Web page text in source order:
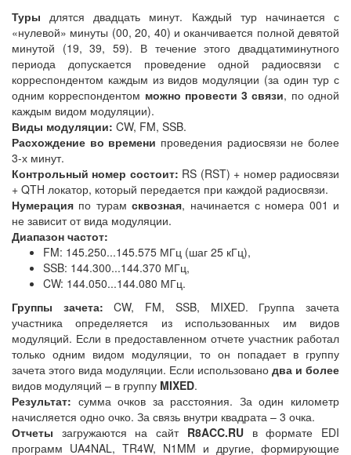
Туры длятся двадцать минут. Каждый тур начинается с
«нулевой» минуты (00, 20, 40) и оканчивается полной девятой
минутой (19, 39, 59). В течение этого двадцатиминутного
периода допускается проведение одной радиосвязи с
корреспондентом каждым из видов модуляции (за один тур с
одним корреспондентом можно провести 3 связи, по одной
каждым видом модуляции).
Виды модуляции: CW, FM, SSB.
Расхождение во времени проведения радиосвязи не более
3-х минут.
Контрольный номер состоит: RS (RST) + номер радиосвязи
+ QTH локатор, который передается при каждой радиосвязи.
Нумерация по турамсквозная, начинается с номера 001 и
не зависит от вида модуляции.
Диапазон частот:
FM: 145.250...145.575 МГц (шаг 25 кГц),
SSB: 144.300...144.370 МГц,
CW: 144.050...144.080 МГц.
Группы зачета: CW, FM, SSB, MIXED. Группа зачета
участника определяется из использованных им видов
модуляций. Если в предоставленном отчете участник работал
только одним видом модуляции, то он попадает в группу
зачета этого вида модуляции. Если использовано два и более
видов модуляций – в группу MIXED.
Результат: сумма очков за расстояния. За один километр
начисляется одно очко. За связь внутри квадрата – 3 очка.
Отчеты загружаются на сайт R8ACC.RUв формате EDI
программ UA4NAL, TR4W, N1MM и другие, формирующие